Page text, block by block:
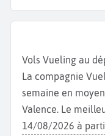
Vols Vueling au
La compagnie
semaine en
Valence. Le
14/08/2026 à